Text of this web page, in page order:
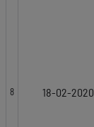
8 18-02-2020